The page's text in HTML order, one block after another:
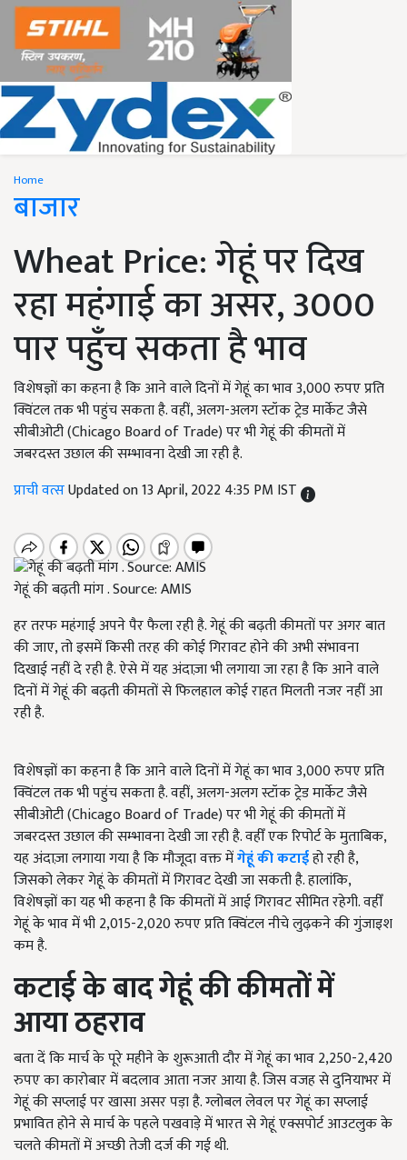
Home
बाजार
Wheat Price: गेहूं पर दिख
रहा महंगाई का असर, 3000
पार पहुँच सकता है भाव
विशेषज्ञों का कहना है कि आने वाले दिनों में गेहूं का भाव 3,000 रुपए प्रति
क्विंटल तक भी पहुंच सकता है. वहीं, अलग-अलग स्टॉक ट्रेड मार्केट जैसे
सीबीओटी (Chicago Board of Trade) पर भी गेहूं की कीमतों में
जबरदस्त उछाल की सम्भावना देखी जा रही है.
प्राची वत्सUpdated on 13 April, 2022 4:35 PM IST
गेहूं की बढ़ती मांग . Source: AMIS
हर तरफ महंगाई अपने पैर फैला रही है. गेहूं की बढ़ती कीमतों पर अगर बात
की जाए, तो इसमें किसी तरह की कोई गिरावट होने की अभी संभावना
दिखाई नहीं दे रही है. ऐसे में यह अंदाज़ा भी लगाया जा रहा है कि आने वाले
दिनों में गेहूं की बढ़ती कीमतों से फिलहाल कोई राहत मिलती नजर नहीं आ
रही है.
विशेषज्ञों का कहना है कि आने वाले दिनों में गेहूं का भाव 3,000 रुपए प्रति
क्विंटल तक भी पहुंच सकता है. वहीं, अलग-अलग स्टॉक ट्रेड मार्केट जैसे
सीबीओटी (Chicago Board of Trade) पर भी गेहूं की कीमतों में
जबरदस्त उछाल की सम्भावना देखी जा रही है. वहीँ एक रिपोर्ट के मुताबिक,
यह अंदाज़ा लगाया गया है कि मौजूदा वक्त मेंगेहूं की कटाईहो रही है,
जिसको लेकर गेहूं के कीमतों में गिरावट देखी जा सकती है. हालांकि,
विशेषज्ञों का यह भी कहना है कि कीमतों में आई गिरावट सीमित रहेगी. वहीँ
गेहूं के भाव में भी 2,015-2,020 रुपए प्रति क्विंटल नीचे लुढ़कने की गुंजाइश
कम है.
कटाई के बाद गेहूं की कीमतों में
आया ठहराव
बता दें कि मार्च के पूरे महीने के शुरूआती दौर में गेहूं का भाव 2,250-2,420
रुपए का कारोबार में बदलाव आता नजर आया है. जिस वजह से दुनियाभर में
गेहूं की सप्लाई पर खासा असर पड़ा है. ग्लोबल लेवल पर गेहूं का सप्लाई
प्रभावित होने से मार्च के पहले पखवाड़े में भारत से गेहूं एक्सपोर्ट आउटलुक के
चलते कीमतों में अच्छी तेजी दर्ज की गई थी.